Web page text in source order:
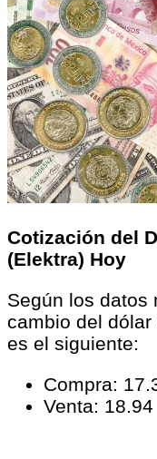
Cotización del
(Elektra) Hoy
Según los datos
cambio del
es el siguiente:
Compra:
Venta: